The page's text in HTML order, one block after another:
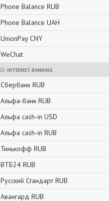
Phone Balance RUB
Phone Balance UAH
UnionPay CNY
WeChat
INTERNET-BANKING
Сбербанк RUB
Альфа-банк RUB
Альфа cash-in USD
Альфа cash-in RUB
Тинькофф RUB
ВТБ24 RUB
Русский Стандарт RUB
Авангард RUB